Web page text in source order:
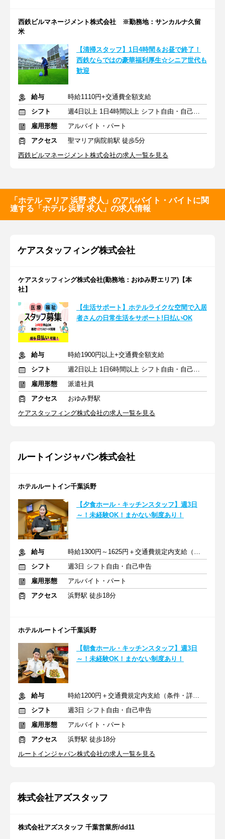
西鉄ビルマネージメント株式会社 ※勤務地：サンカルナ久留
米
【清掃スタッフ】1日4時間＆お昼で終了！
西鉄ならではの豪華福利厚生☆シニア世代も
歓迎
給与
時給1110円+交通費全額支給
シフト
週4日以上 1日4時間以上 シフト自由・自己申告
雇用形態
アルバイト・パート
アクセス
聖マリア病院前駅 徒歩5分
西鉄ビルマネージメント株式会社の求人一覧を見る
「ホテル マリア 浜野 求人」のアルバイト・バイトに関
連する「ホテル 浜野 求人」の求人情報
ケアスタッフィング株式会社
ケアスタッフィング株式会社(勤務地：おゆみ野エリア)【本
社】
【生活サポート】ホテルライクな空間で入居
者さんの日常生活をサポート!日払いOK
給与
時給1900円以上+交通費全額支給
シフト
週2日以上 1日6時間以上 シフト自由・自己申告
雇用形態
派遣社員
アクセス
おゆみ野駅
ケアスタッフィング株式会社の求人一覧を見る
ルートインジャパン株式会社
ホテルルートイン千葉浜野
【夕食ホール・キッチンスタッフ】週3日
～！未経験OK！まかない制度あり！
給与
時給1300円～1625円＋交通費規定内支給（条件・詳細は面接にて）
シフト
週3日 シフト自由・自己申告
雇用形態
アルバイト・パート
アクセス
浜野駅 徒歩18分
ホテルルートイン千葉浜野
【朝食ホール・キッチンスタッフ】週3日
～！未経験OK！まかない制度あり！
給与
時給1200円＋交通費規定内支給（条件・詳細は面接にて）
シフト
週3日 シフト自由・自己申告
雇用形態
アルバイト・パート
アクセス
浜野駅 徒歩18分
ルートインジャパン株式会社の求人一覧を見る
株式会社アズスタッフ
株式会社アズスタッフ 千葉営業所/dd11